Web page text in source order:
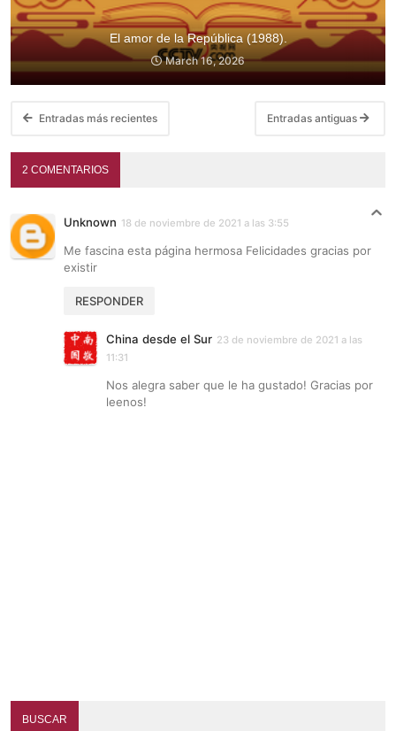
El amor de la República (1988).
March 16, 2026
Entradas más recientes Entradas antiguas
2 COMENTARIOS
Unknown 18 de noviembre de 2021 a las 3:55
Me fascina esta página hermosa Felicidades gracias por
existir
RESPONDER
China desde el Sur 23 de noviembre de 2021 a las
11:31
Nos alegra saber que le ha gustado! Gracias por
leenos!
BUSCAR